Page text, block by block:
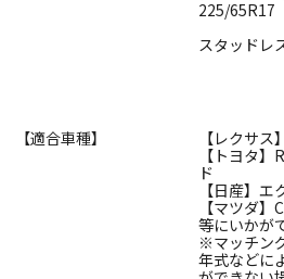
225/65R17
スタッドレ
【適合車種】
【レクサス
【トヨタ
ド
【日産】
【マツダ】
等にいかが
※マッチン
年式などに